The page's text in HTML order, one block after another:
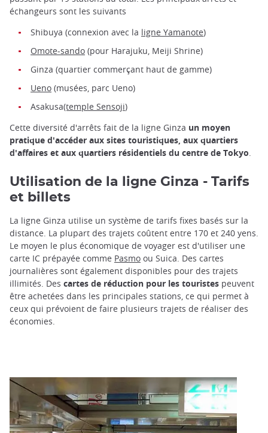
échangeurs sont les suivants
Shibuya (connexion avec la ligne Yamanote)
Omote-sando (pour Harajuku, Meiji Shrine)
Ginza (quartier commerçant haut de gamme)
Ueno (musées, parc Ueno)
Asakusa(temple Sensoji)
Cette diversité d'arrêts fait de la ligne Ginza un moyen
pratique d'accéder aux sites touristiques, aux quartiers
d'affaires et aux quartiers résidentiels du centre de Tokyo.
Utilisation de la ligne Ginza - Tarifs
et billets
La ligne Ginza utilise un système de tarifs fixes basés sur la
distance. La plupart des trajets coûtent entre 170 et 240 yens.
Le moyen le plus économique de voyager est d'utiliser une
carte IC prépayée comme Pasmo ou Suica. Des cartes
journalières sont également disponibles pour des trajets
illimités. Des cartes de réduction pour les touristes peuvent
être achetées dans les principales stations, ce qui permet à
ceux qui prévoient de faire plusieurs trajets de réaliser des
économies.